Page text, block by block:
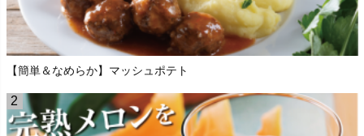
【簡単＆なめらか】マッシュポテト